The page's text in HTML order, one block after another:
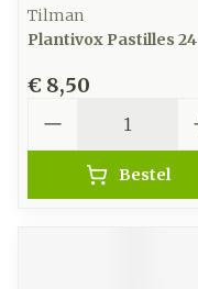
Tilman
Plantivox Pastilles 24
€ 8,50
Bestel